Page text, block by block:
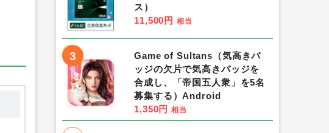
ス）
11,500円 相当
3
Game of Sultans（気高きバ
ッジの欠片で気高きバッジを
合成し、「帝国五人衆」を5名
募集する）Android
1,350円 相当